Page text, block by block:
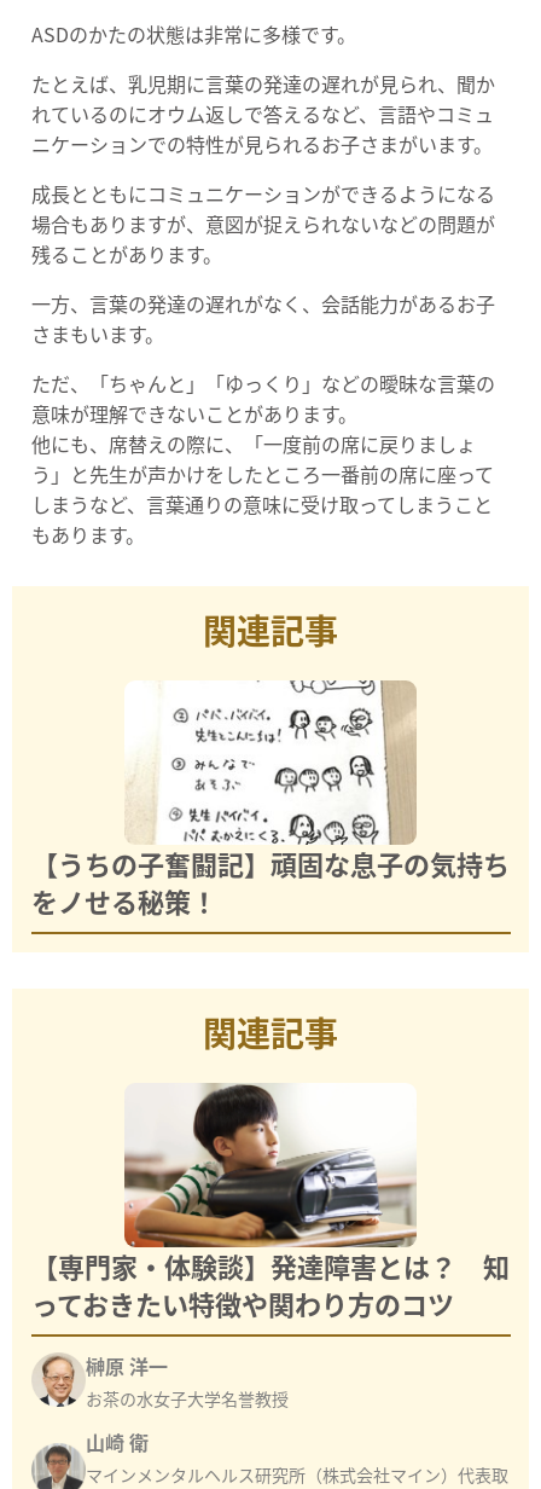
ASDのかたの状態は非常に多様です。
たとえば、乳児期に言葉の発達の遅れが見られ、聞か
れているのにオウム返しで答えるなど、言語やコミュ
ニケーションでの特性が見られるお子さまがいます。
成長とともにコミュニケーションができるようになる
場合もありますが、意図が捉えられないなどの問題が
残ることがあります。
一方、言葉の発達の遅れがなく、会話能力があるお子
さまもいます。
ただ、「ちゃんと」「ゆっくり」などの曖昧な言葉の
意味が理解できないことがあります。
他にも、席替えの際に、「一度前の席に戻りましょ
う」と先生が声かけをしたところ一番前の席に座って
しまうなど、言葉通りの意味に受け取ってしまうこと
もあります。
関連記事
【うちの子奮闘記】頑固な息子の気持ち
をノせる秘策！
関連記事
【専門家・体験談】発達障害とは？ 知
っておきたい特徴や関わり方のコツ
榊原 洋一
お茶の水女子大学名誉教授
山崎 衛
マインメンタルヘルス研究所（株式会社マイン）代表取